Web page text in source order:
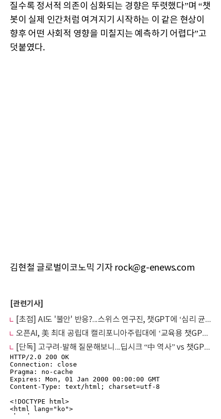
질수록 정서적 의존이 심화되는 경향은 뚜렷했다”며 “챗
봇이 실제 인간처럼 여겨지기 시작하는 이 같은 현상이
향후 어떤 사회적 영향을 미칠지는 예측하기 어렵다”고
덧붙였다.
김현철 글로벌이코노믹 기자 rock@g-enews.com
[관련기사]
[초점] AI도 '불안' 반응?...스위스 연구진, 챗GPT에 ‘심리 균형 조절’ 기법 적용
오픈AI, 美 최대 공립대 캘리포니아주립대에 ‘교육용 챗GPT’ 제공
[단독] 고구려·발해 질문해보니...딥시크 “中 역사” vs 챗GPT “엄연한 한국 역사”